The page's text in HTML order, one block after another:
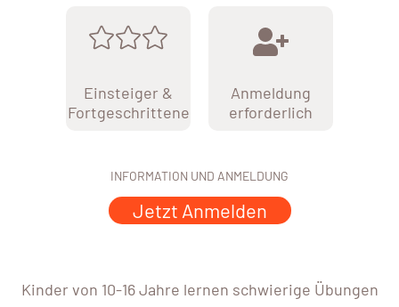
Einsteiger &
Fortgeschrittene
Anmeldung
erforderlich
INFORMATION UND ANMELDUNG
Jetzt Anmelden
Kinder von 10-16 Jahre lernen schwierige Übungen